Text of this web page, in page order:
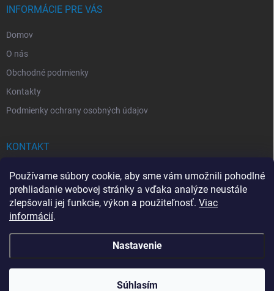
Používame súbory cookie, aby sme vám umožnili pohodlné
prehliadanie webovej stránky a vďaka analýze neustále
zlepšovali jej funkcie, výkon a použiteľnosť. Viac
informácií.
Nastavenie
Súhlasím
INFORMÁCIE PRE VÁS
Domov
O nás
Obchodné podmienky
Kontakty
Podmienky ochrany osobných údajov
KONTAKT
info@drogerkovo.sk
Copyright 2026Drogerkovo. Všetky práva vyhradené.Upraviť nastavenie
cookies